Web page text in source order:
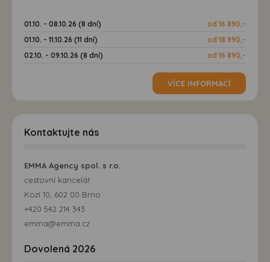
01.10. - 08.10.26 (8 dní)
od 16 890,-
01.10. - 11.10.26 (11 dní)
od 18 990,-
02.10. - 09.10.26 (8 dní)
od 16 890,-
VÍCE INFORMACÍ
Kontaktujte nás
EMMA Agency spol. s r.o.
cestovní kancelář
Kozí 10, 602 00 Brno
+420 542 214 343
emma@emma.cz
Dovolená 2026